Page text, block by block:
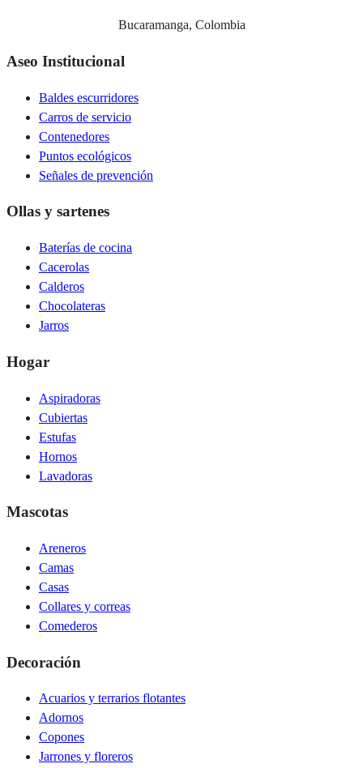
Bucaramanga, Colombia
Aseo Institucional
Baldes escurridores
Carros de servicio
Contenedores
Puntos ecológicos
Señales de prevención
Ollas y sartenes
Baterías de cocina
Cacerolas
Calderos
Chocolateras
Jarros
Hogar
Aspiradoras
Cubiertas
Estufas
Hornos
Lavadoras
Mascotas
Areneros
Camas
Casas
Collares y correas
Comederos
Decoración
Acuarios y terrarios flotantes
Adornos
Copones
Jarrones y floreros